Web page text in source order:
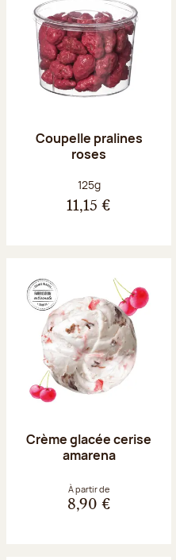
Coupelle pralines
roses
Poids net :
125g
11,15 €
Crème glacée cerise
amarena
À partir de
8,90 €